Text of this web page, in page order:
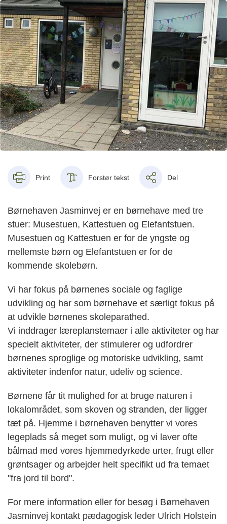
Print Forstør tekst Del
Børnehaven Jasminvej er en børnehave med tre
stuer: Musestuen, Kattestuen og Elefantstuen.
Musestuen og Kattestuen er for de yngste og
mellemste børn og Elefantstuen er for de
kommende skolebørn.
Vi har fokus på børnenes sociale og faglige
udvikling og har som børnehave et særligt fokus på
at udvikle børnenes skoleparathed.
Vi inddrager læreplanstemaer i alle aktiviteter og har
specielt aktiviteter, der stimulerer og udfordrer
børnenes sproglige og motoriske udvikling, samt
aktiviteter indenfor natur, udeliv og science.
Børnene får tit mulighed for at bruge naturen i
lokalområdet, som skoven og stranden, der ligger
tæt på. Hjemme i børnehaven benytter vi vores
legeplads så meget som muligt, og vi laver ofte
bålmad med vores hjemmedyrkede urter, frugt eller
grøntsager og arbejder helt specifikt ud fra temaet
"fra jord til bord".
For mere information eller for besøg i Børnehaven
Jasminvej kontakt pædagogisk leder Ulrich Holstein